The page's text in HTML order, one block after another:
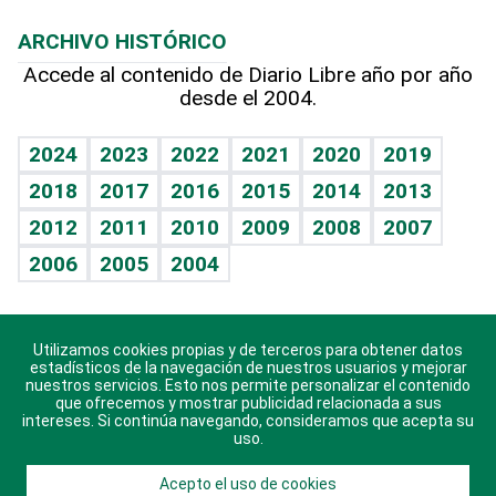
Hablando con el pediatra
Vida y familia
Eñe
Celebrando la vida
Sin complejos
En pocas palabras
Escuchando al corazón
Economía Personal
Línea de hit
TBT Deportivo
Más firmas
Hecho en casa
Guía del dinero
Cumpleaños
Horóscopos
Crucigramas
ARCHIVO HISTÓRICO
Accede al contenido de Diario Libre año por año
desde el 2004.
2024 2023 2022 2021 2020
2019
2018
2017 2016 2015 2014
2013
2012
2011 2010 2009 2008
2007
2006
2005 2004
Descarga nuestras aplicaciones para Android, iOS y
sistema Huawei.
Utilizamos cookies propias y de terceros para obtener datos
estadísticos de la navegación de nuestros usuarios y mejorar
nuestros servicios. Esto nos permite personalizar el contenido
que ofrecemos y mostrar publicidad relacionada a sus
intereses. Si continúa navegando, consideramos que acepta su
uso.
Acepto el uso de cookies